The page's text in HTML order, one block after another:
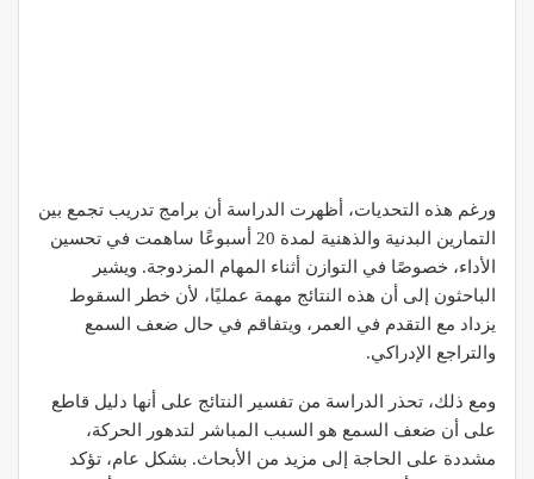
ورغم هذه التحديات، أظهرت الدراسة أن برامج تدريب تجمع بين
التمارين البدنية والذهنية لمدة 20 أسبوعًا ساهمت في تحسين
الأداء، خصوصًا في التوازن أثناء المهام المزدوجة. ويشير
الباحثون إلى أن هذه النتائج مهمة عمليًا، لأن خطر السقوط
يزداد مع التقدم في العمر، ويتفاقم في حال ضعف السمع
والتراجع الإدراكي.
ومع ذلك، تحذر الدراسة من تفسير النتائج على أنها دليل قاطع
على أن ضعف السمع هو السبب المباشر لتدهور الحركة،
مشددة على الحاجة إلى مزيد من الأبحاث. بشكل عام، تؤكد